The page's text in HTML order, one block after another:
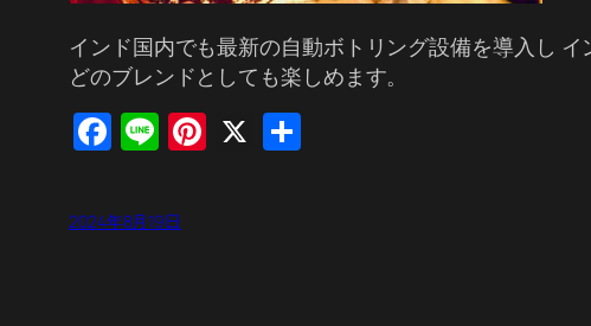
インド国内でも最新の自動ボトリング設備を導入し
どのブレンドとしても楽しめます。
Facebook
LinePinterest
X
2024年8月19日